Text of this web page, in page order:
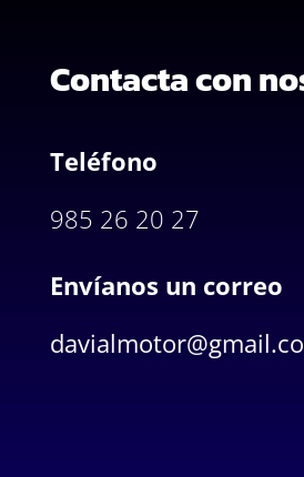
Contacta con
Teléfono
985 26 20 27
Envíanos un correo